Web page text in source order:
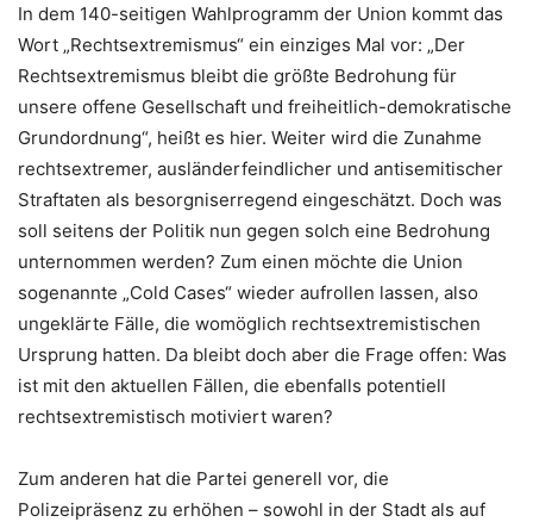
In dem 140-seitigen Wahlprogramm der Union kommt das
Wort „Rechtsextremismus“ ein einziges Mal vor: „Der
Rechtsextremismus bleibt die größte Bedrohung für
unsere offene Gesellschaft und freiheitlich-demokratische
Grundordnung“, heißt es hier. Weiter wird die Zunahme
rechtsextremer, ausländerfeindlicher und antisemitischer
Straftaten als besorgniserregend eingeschätzt. Doch was
soll seitens der Politik nun gegen solch eine Bedrohung
unternommen werden? Zum einen möchte die Union
sogenannte „Cold Cases“ wieder aufrollen lassen, also
ungeklärte Fälle, die womöglich rechtsextremistischen
Ursprung hatten. Da bleibt doch aber die Frage offen: Was
ist mit den aktuellen Fällen, die ebenfalls potentiell
rechtsextremistisch motiviert waren?
Zum anderen hat die Partei generell vor, die
Polizeipräsenz zu erhöhen – sowohl in der Stadt als auf